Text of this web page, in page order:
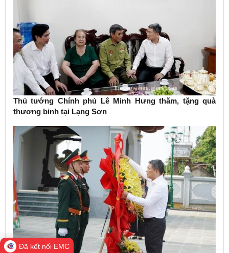
Thủ tướng Chính phủ Lê Minh Hưng thăm, tặng quà
thương binh tại Lạng Sơn
Đã kết nối EMC